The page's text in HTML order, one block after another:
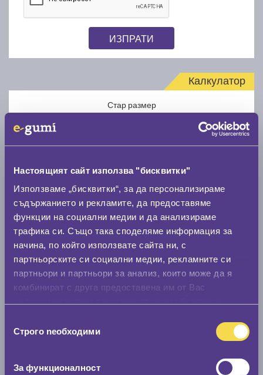
Настоящият сайт използва "бисквитки"
Използваме „бисквитки“, за да персонализираме
съдържанието и рекламите, да предоставяме
функции на социални медии и да анализираме
трафика си. Също така споделяме информация за
начина, по който използвате сайта ни, с
партньорските си социални медии, рекламните си
партньори и партньори за анализ, които може да я
комбинират с друга предоставена им от Вас
наСтрого nеобходими
За функционалност
ИЗПРАТИ
Калкулатор
Стар размер
Нов размер
Стар размер
Скоростомер при 100